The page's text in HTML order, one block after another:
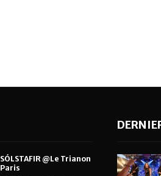
SÓLSTAFIR @Le Trianon
Paris